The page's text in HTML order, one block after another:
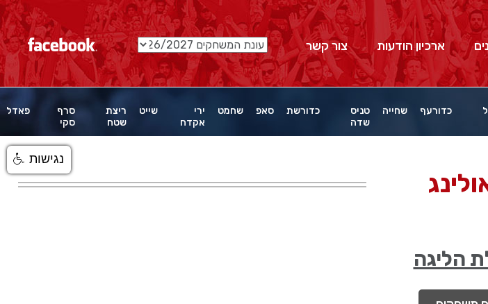
ארכיון הודעות צור קשר
כדורעף שחייה
טניס
שדה
כדורשת סאפ שחמט
ירי
אקדח
שייט
ריצת
שטח
סרף
סקי
פאדל
הליגה
נגישות